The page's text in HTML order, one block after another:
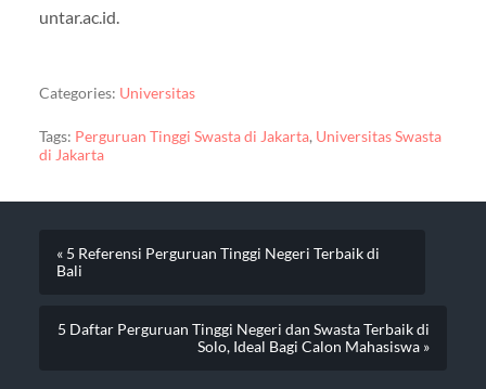
untar.ac.id.
Categories: Universitas
Tags: Perguruan Tinggi Swasta di Jakarta, Universitas Swasta
di Jakarta
« 5 Referensi Perguruan Tinggi Negeri Terbaik di
Bali
5 Daftar Perguruan Tinggi Negeri dan Swasta Terbaik di
Solo, Ideal Bagi Calon Mahasiswa »